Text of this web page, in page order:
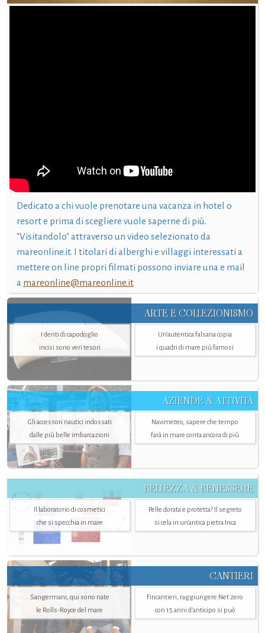
Dedicato a chi vuole prenotare una vacanza in hotel o
resort e prima di scegliere vuole saperne di più.
"Visitandolo" attraverso un video selezionato da
mareonline.it. I titolari di alberghi e villaggi interessati a
mettere on line propri filmati possono inviare una e mail
a mareonline@mareonline.it
ARTE E COLLEZIONISMO
I denti di capodoglio
incisi sono veri tesori
Un’autentica falsaria copia
i quadri di mare più famosi
AZIENDE & ATTIVITÀ
Gli accessori nautici indossati
dalle più belle imbarcazioni
Navimeteo, sapere che tempo
farà in mare conta ancora di più
BELLEZZA & BENESSERE
Il laboratorio di cosmetici
che si specchia in mare
Pelle dorata e protetta? Il segreto
si cela in un’antica pietra Inca
CANTIERI
Sangermani, qui sono nate
le Rolls-Royce del mare
Fincantieri, raggiungere Net zero
con 15 anni d'anticipo si può